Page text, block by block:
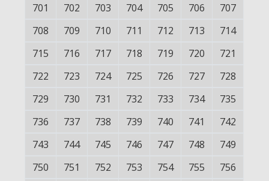
701
702 703 704 705 706
707
708
709 710 711 712 713
714
715
716 717 718 719 720
721
722
723 724 725 726 727
728
729
730 731 732 733 734
735
736
737 738 739 740 741
742
743
744 745 746 747 748
749
750
751 752 753 754 755
756